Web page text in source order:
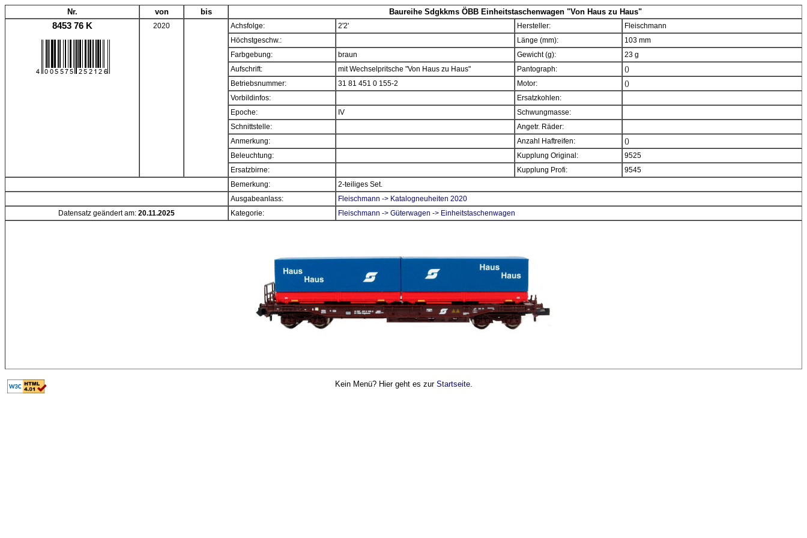
Nr. von bis Baureihe Sdgkkms ÖBB Einheitstaschenwagen "Von Haus zu Haus"
8453 76 K 2020 Achsfolge: 2'2' Hersteller:
Fleischmann
Höchstgeschw.:
Länge (mm):
103 mm
Farbgebung:
braun Gewicht (g):
23 g
Aufschrift:
mit Wechselpritsche "Von Haus zu Haus" Pantograph:
()
Betriebsnummer:
31 81 451 0 155-2 Motor:
()
Vorbildinfos:
Ersatzkohlen:
Epoche:
IV
Schwungmasse:
Schnittstelle:
Angetr. Räder:
Anmerkung:
Anzahl Haftreifen:
()
Beleuchtung:
Kupplung Original:
9525
Ersatzbirne:
Kupplung Profi:
9545
Bemerkung:
2-teiliges Set.
Ausgabeanlass:
Fleischmann -> Katalogneuheiten 2020
Datensatz geändert am: 20.11.2025 Kategorie: Fleischmann -> Güterwagen -> Einheitstaschenwagen
Kein Menü? Hier geht es zur Startseite.